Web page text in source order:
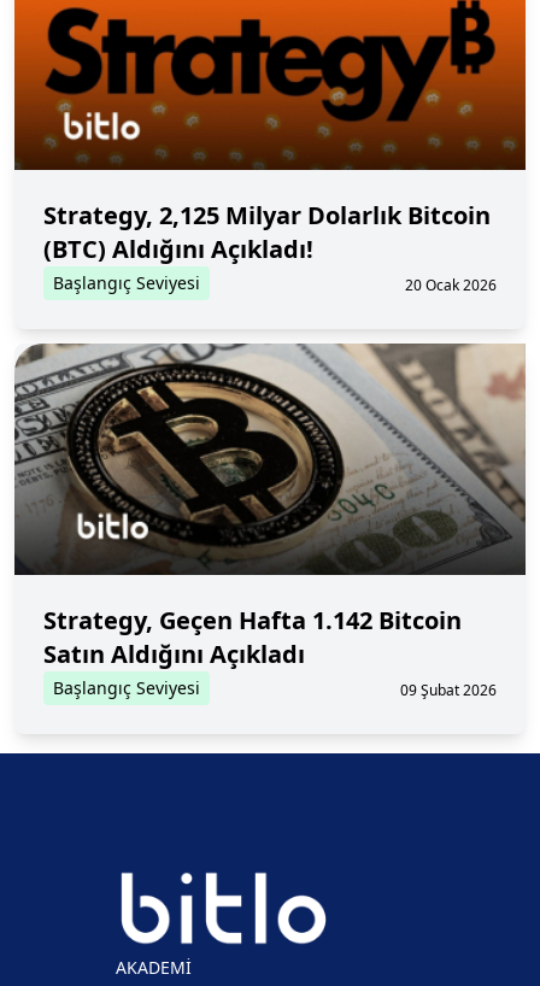
Strategy, 2,125 Milyar Dolarlık Bitcoin
(BTC) Aldığını Açıkladı!
Başlangıç Seviyesi 20 Ocak 2026
Strategy, Geçen Hafta 1.142 Bitcoin
Satın Aldığını Açıkladı
Başlangıç Seviyesi 09 Şubat 2026
AKADEMİ